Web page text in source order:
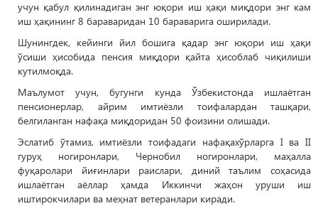
учун қабул қилинадиган энг юқори иш ҳақи миқдори энг кам
иш ҳақининг 8 бараваридан 10 бараварига оширилади.
Шунингдек, кейинги йил бошига қадар энг юқори иш ҳақи
ўсиши ҳисобида пенсия миқдори қайта ҳисоблаб чиқилиши
кутилмоқда.
Маълумот учун, бугунги кунда Ўзбекистонда ишлаётган
пенсионерлар, айрим имтиёзли тоифалардан ташқари,
белгиланган нафақа миқдоридан 50 фоизини олишади.
Эслатиб ўтамиз, имтиёзли тоифадаги нафақахўрларга I ва II
гуруҳ ногиронлари, Чернобил ногиронлари, маҳалла
фуқаролари йиғинлари раислари, диний таълим соҳасида
ишлаётган аёллар ҳамда Иккинчи жаҳон уруши иш
иштирокчилари ва меҳнат ветеранлари киради.